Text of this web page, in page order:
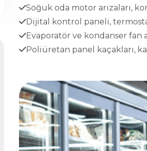
Soğuk oda motor arızaları,
Dijital kontrol paneli,
Evaporatör ve kondanser fan
Poliüretan panel kaçakları,